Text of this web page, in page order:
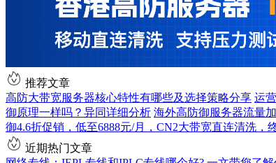
推荐文章
高防大带宽服务器核心特性有哪些及选择策略分享 运
御原理一样吗？异同详细分析 海外高防御服务器流量
御4.6折促销，低至6888元/月，CN2大带宽直连清洗，
近期热门文章